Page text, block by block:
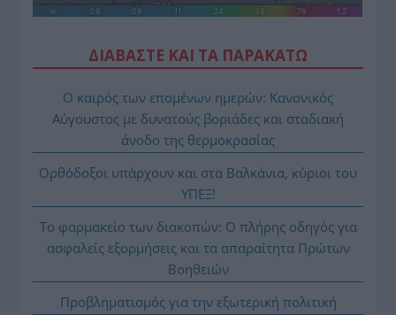
ΔΙΑΒΑΣΤΕ ΚΑΙ ΤΑ ΠΑΡΑΚΑΤΩ
Ο καιρός των επομένων ημερών: Κανονικός
Αύγουστος με δυνατούς βοριάδες και σταδιακή
άνοδο της θερμοκρασίας
Ορθόδοξοι υπάρχουν και στα Βαλκάνια, κύριοι του
ΥΠΕΞ!
Το φαρμακείο των διακοπών: Ο πλήρης οδηγός για
ασφαλείς εξορμήσεις και τα απαραίτητα Πρώτων
Βοηθειών
Προβληματισμός για την εξωτερική πολιτική